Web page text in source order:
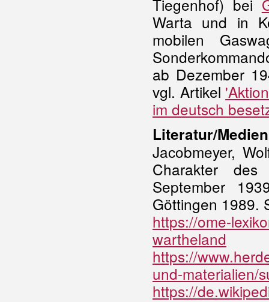
Tiegenhof) bei
Warta und in
mobilen
ab Dezember
vgl. Artikel
im deutsch
Literatur/Medien
Jacobmeyer,
Charakter
September
Göttingen 1989.
https://ome-
wartheland
https://
und-materialien/
https://